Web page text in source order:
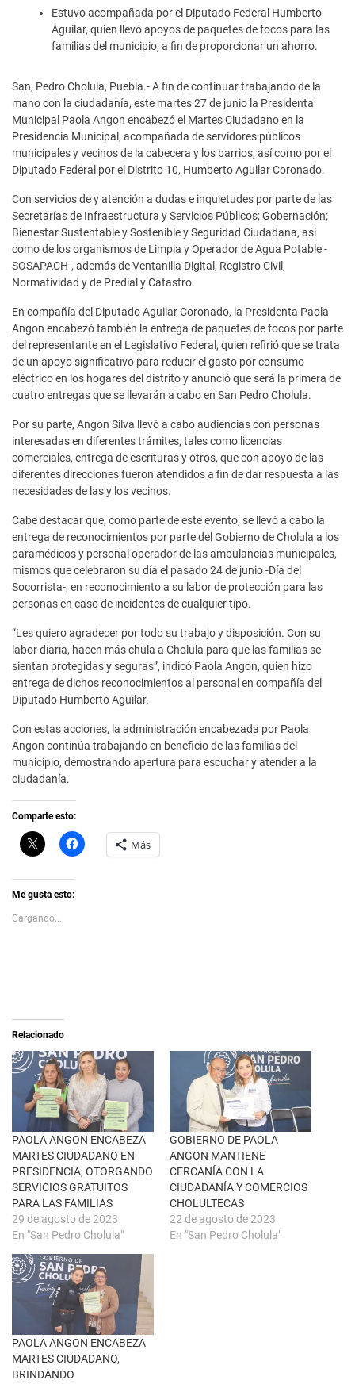
Estuvo acompañada por el Diputado Federal Humberto
Aguilar, quien llevó apoyos de paquetes de focos para las
familias del municipio, a fin de proporcionar un ahorro.
San, Pedro Cholula, Puebla.- A fin de continuar trabajando de la
mano con la ciudadanía, este martes 27 de junio la Presidenta
Municipal Paola Angon encabezó el Martes Ciudadano en la
Presidencia Municipal, acompañada de servidores públicos
municipales y vecinos de la cabecera y los barrios, así como por el
Diputado Federal por el Distrito 10, Humberto Aguilar Coronado.
Con servicios de y atención a dudas e inquietudes por parte de las
Secretarías de Infraestructura y Servicios Públicos; Gobernación;
Bienestar Sustentable y Sostenible y Seguridad Ciudadana, así
como de los organismos de Limpia y Operador de Agua Potable -
SOSAPACH-, además de Ventanilla Digital, Registro Civil,
Normatividad y de Predial y Catastro.
En compañía del Diputado Aguilar Coronado, la Presidenta Paola
Angon encabezó también la entrega de paquetes de focos por parte
del representante en el Legislativo Federal, quien refirió que se trata
de un apoyo significativo para reducir el gasto por consumo
eléctrico en los hogares del distrito y anunció que será la primera de
cuatro entregas que se llevarán a cabo en San Pedro Cholula.
Por su parte, Angon Silva llevó a cabo audiencias con personas
interesadas en diferentes trámites, tales como licencias
comerciales, entrega de escrituras y otros, que con apoyo de las
diferentes direcciones fueron atendidos a fin de dar respuesta a las
necesidades de las y los vecinos.
Cabe destacar que, como parte de este evento, se llevó a cabo la
entrega de reconocimientos por parte del Gobierno de Cholula a los
paramédicos y personal operador de las ambulancias municipales,
mismos que celebraron su día el pasado 24 de junio -Día del
Socorrista-, en reconocimiento a su labor de protección para las
personas en caso de incidentes de cualquier tipo.
“Les quiero agradecer por todo su trabajo y disposición. Con su
labor diaria, hacen más chula a Cholula para que las familias se
sientan protegidas y seguras”, indicó Paola Angon, quien hizo
entrega de dichos reconocimientos al personal en compañía del
Diputado Humberto Aguilar.
Con estas acciones, la administración encabezada por Paola
Angon continúa trabajando en beneficio de las familias del
municipio, demostrando apertura para escuchar y atender a la
ciudadanía.
Comparte esto:
C
l
k
t
s
h
e
b
r
e
e
n
u
n
a
v
e
n
t
a
n
a
n
u
v
a
)
H
a
e
n
F
a
c
e
b
o
o
k
(
S
e
a
b
r
e
e
n
u
n
a
v
e
n
t
a
n
a
n
u
e
Más
Me gusta esto:
Cargando...
Relacionado
PAOLA ANGON ENCABEZA
MARTES CIUDADANO EN
PRESIDENCIA, OTORGANDO
SERVICIOS GRATUITOS
PARA LAS FAMILIAS
29 de agosto de 2023
En "San Pedro Cholula"
GOBIERNO DE PAOLA
ANGON MANTIENE
CERCANÍA CON LA
CIUDADANÍA Y COMERCIOS
CHOLULTECAS
22 de agosto de 2023
En "San Pedro Cholula"
PAOLA ANGON ENCABEZA
MARTES CIUDADANO,
BRINDANDO